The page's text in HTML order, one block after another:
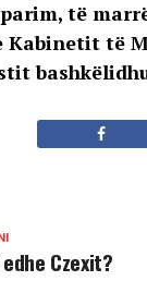
të
Kabinetit të
Czexit?